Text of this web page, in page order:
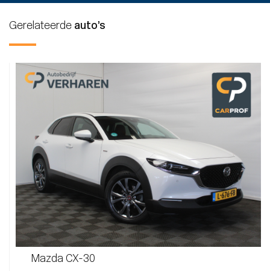
Gerelateerde auto’s
Mazda CX-30